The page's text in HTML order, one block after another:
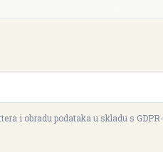
i obradu podataka u skladu s